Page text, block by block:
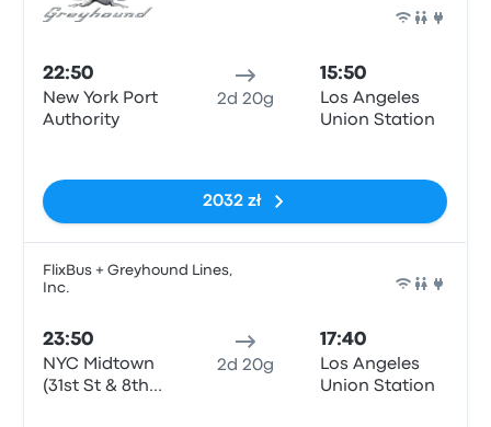
22:50
New York Port
Authority
2d 20g
15:50
Los Angeles
Union Station
2032 zł
FlixBus + Greyhound Lines,
Inc.
23:50
NYC Midtown
(31st St & 8th
2d 20g
17:40
Los Angeles
Union Station